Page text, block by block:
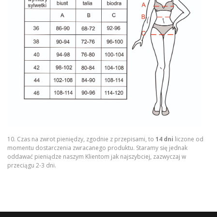
10. Czas na zwrot pieniędzy, zgodnie z przepisami, to 14 dni liczone od
momentu dostarczenia zwracanego produktu. Staramy się jednak
oddawać pieniądze naszym Klientom jak najszybciej, zazwyczaj w
przeciągu 2-3 dni.